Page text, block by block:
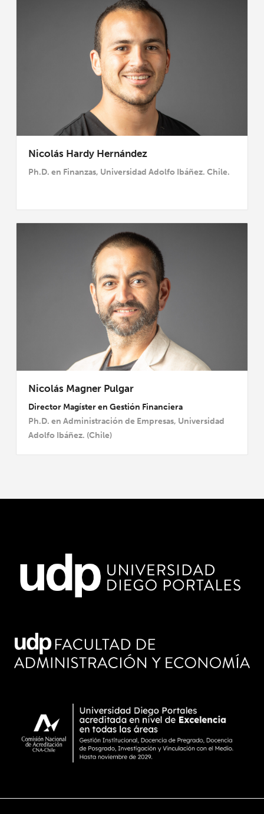
Nicolás Hardy Hernández
Ph.D. en Finanzas, Universidad Adolfo Ibáñez. Chile.
Nicolás Magner Pulgar
Director Magíster en Gestión Financiera
Ph.D. en Administración de Empresas, Universidad
Adolfo Ibáñez. (Chile)